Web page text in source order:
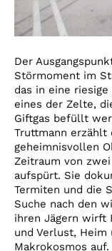
Der
Störmoment im
das in eine
eines der Zelte,
Giftgas befüllt
Truttmann erzählt
geheimnisvollen
Zeitraum von
aufspürt. Sie
Termiten und die
Suche nach den
ihren Jägern wirft
und Verlust,
Makrokosmos